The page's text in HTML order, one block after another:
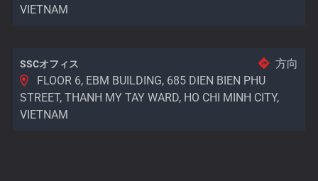
VIETNAM
SSCオフィス
方向
FLOOR 6, EBM BUILDING, 685 DIEN BIEN PHU
STREET, THANH MY TAY WARD, HO CHI MINH CITY,
VIETNAM